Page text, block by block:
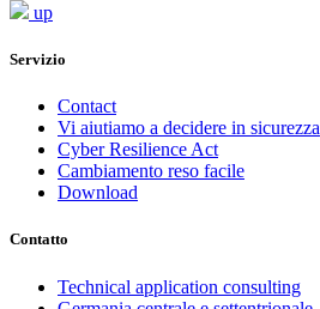
up
Servizio
Contact
Vi aiutiamo a decidere in sicurezza
Cyber Resilience Act
Cambiamento reso facile
Download
Contatto
Technical application consulting